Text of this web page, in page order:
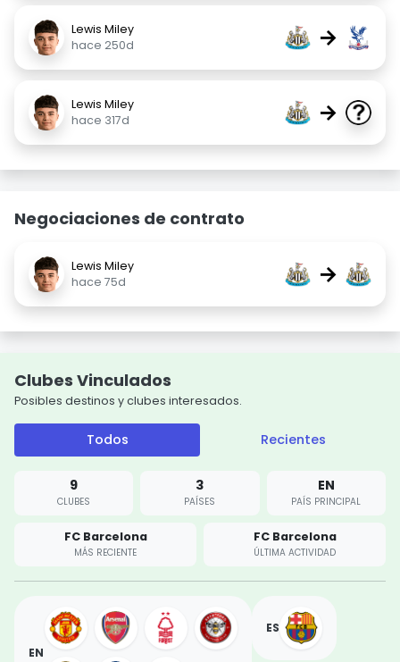
Lewis Miley
hace 250d
→
Lewis Miley
hace 317d
→
Negociaciones de contrato
Lewis Miley
hace 75d
→
Clubes Vinculados
Posibles destinos y clubes interesados.
Todos Recientes
9
CLUBES
3
PAÍSES
EN
PAÍS PRINCIPAL
FC Barcelona
MÁS RECIENTE
FC Barcelona
ÚLTIMA ACTIVIDAD
EN
ES